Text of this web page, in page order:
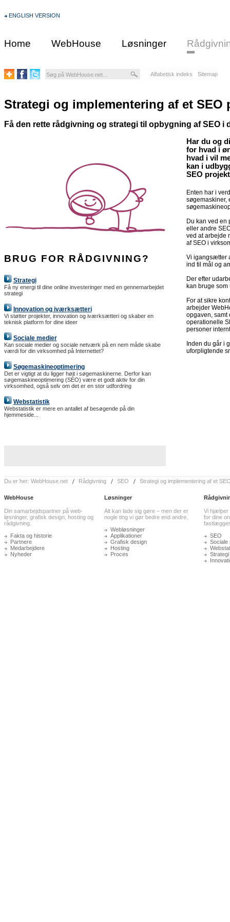
ENGLISH VERSION
Home WebHouse Løsninger
Alfabetisk indeks Sitemap
Strategi og implementering af et SEO
Få den rette rådgivning og strategi til opbygning af SEO i
BRUG FOR RÅDGIVNING?
Strategi
Få ny energi til dine online investeringer med en gennemarbejdet
strategi
Innovation og iværksætteri
Vi støtter projekter, innovation og iværksætteri og skaber en
teknisk platform for dine ideer
Sociale medier
Kan sociale medier og sociale netværk på en nem måde skabe
værdi for din virksomhed på Internettet?
Søgemaskineoptimering
Det er vigtigt at du ligger højt i søgemaskinerne. Derfor kan
søgemaskineoptimering (SEO) være et godt aktiv for din
virksomhed, også selv om det er en stor udfordring
Webstatistik
Webstatistik er mere en antallet af besøgende på din
hjemmeside...
Har du og
for hvad i
hvad i vil
kan i
SEO
Enten har i
søgemaskiner,
Du kan ved en
eller andre
ved at arbejde
af SEO i
Vi igangsætter
ind til mål og
Der efter
kan bruge
For at sikre
arbejder
opgaven, samt
operationelle
personer
Inden du går i
uforpligtende
Du er her: WebHouse.net Rådgivning SEO Strategi og implementering af et
WebHouse
Din samarbejdspartner på web-
løsninger, grafisk design, hosting og
rådgivning.
Fakta og historie
Partnere
Medarbejdere
Nyheder
Løsninger
Alt kan lade sig gøre – men der er
nogle ting vi gør bedre end andre.
Webløsninger
Applikationer
Grafisk design
Hosting
Proces
Vi hjælper
for dine
SEO
Sociale
Strategi